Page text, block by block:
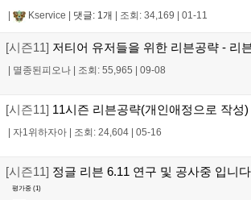
| Kservice | 댓글: 1개 | 조회: 34,169 | 01-11
[시즌11] 저티어 유저들을 위한 리븐공략 - 리
| 멸종된피오나 | 조회: 55,965 | 09-08
[시즌11] 11시즌 리븐공략(개인애정으로 작성)
| 자1위하자아 | 조회: 24,604 | 05-16
[시즌11] 정글 리븐 6.11 연구 및 공사중 입니다
평가중 (1)